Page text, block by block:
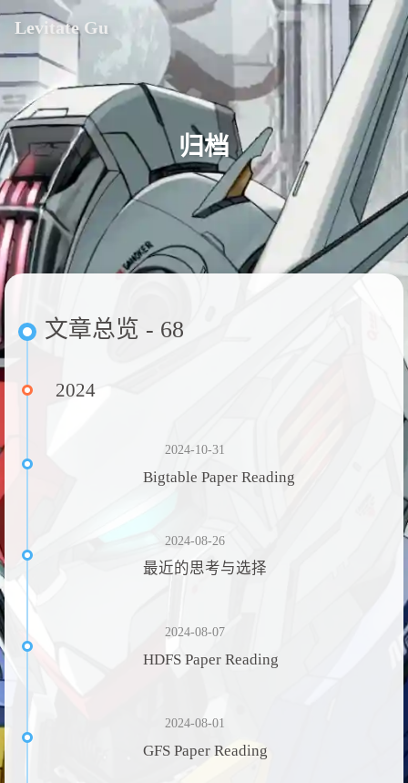
Levitate Gu
归档
文章总览 - 68
2024
2024-10-31
Bigtable Paper Reading
2024-08-26
最近的思考与选择
2024-08-07
HDFS Paper Reading
2024-08-01
GFS Paper Reading